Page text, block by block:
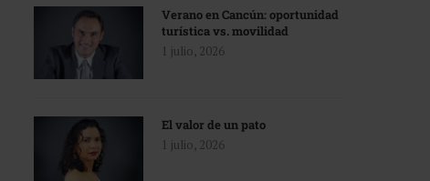
Verano en Cancún: oportunidad
turística vs. movilidad
1 julio, 2026
El valor de un pato
1 julio, 2026